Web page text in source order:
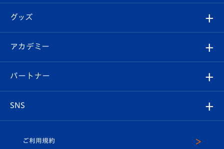
チケット
イベント
メディア
ホームタウン
スタッフプロフィール
マスコット紹介
はじめての観戦ガイド
Revive Team
ヴィヴィくんの長崎おもてなしガイド
フォトギャラリー
スタジアムグルメ
チケット
V-LOVERS（ファンクラブ）
プレイヤーズスイート
グッズ
オンラインショップ
店舗情報
アカデミー
育成からのお知らせ
U-18
パートナー
SNS
ご利用規約